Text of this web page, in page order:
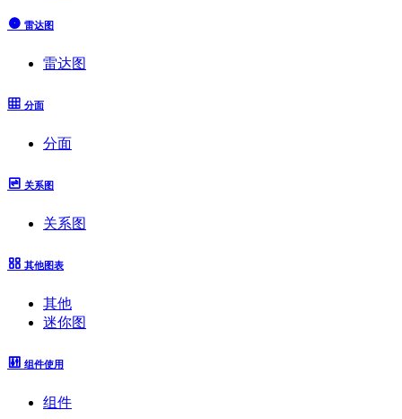
雷达图
雷达图
分面
分面
关系图
关系图
其他图表
其他
迷你图
组件使用
组件